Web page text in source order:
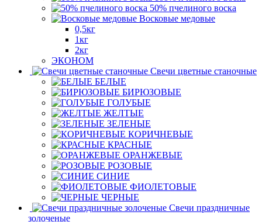
50% пчелиного воска
Восковые медовые
0,5кг
1кг
2кг
ЭКОНОМ
Свечи цветные станочные
БЕЛЫЕ
БИРЮЗОВЫЕ
ГОЛУБЫЕ
ЖЕЛТЫЕ
ЗЕЛЕНЫЕ
КОРИЧНЕВЫЕ
КРАСНЫЕ
ОРАНЖЕВЫЕ
РОЗОВЫЕ
СИНИЕ
ФИОЛЕТОВЫЕ
ЧЕРНЫЕ
Свечи праздничные
золоченые